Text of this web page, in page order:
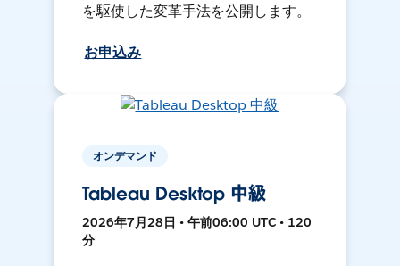
を駆使した変革手法を公開します。
お申込み
オンデマンド
Tableau Desktop 中級
2026年7月28日 • 午前06:00 UTC • 120
分